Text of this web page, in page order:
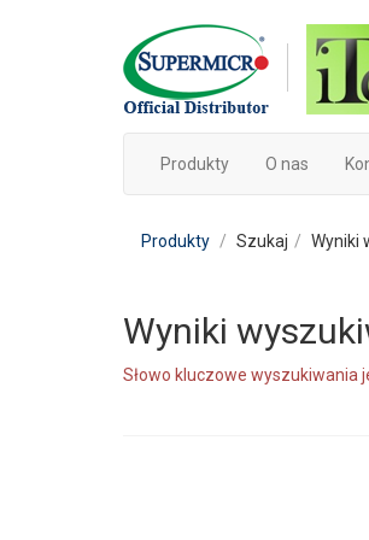
Produkty O nas
Produkty Szukaj Wyniki
Wyniki
Słowo kluczowe wyszukiwania